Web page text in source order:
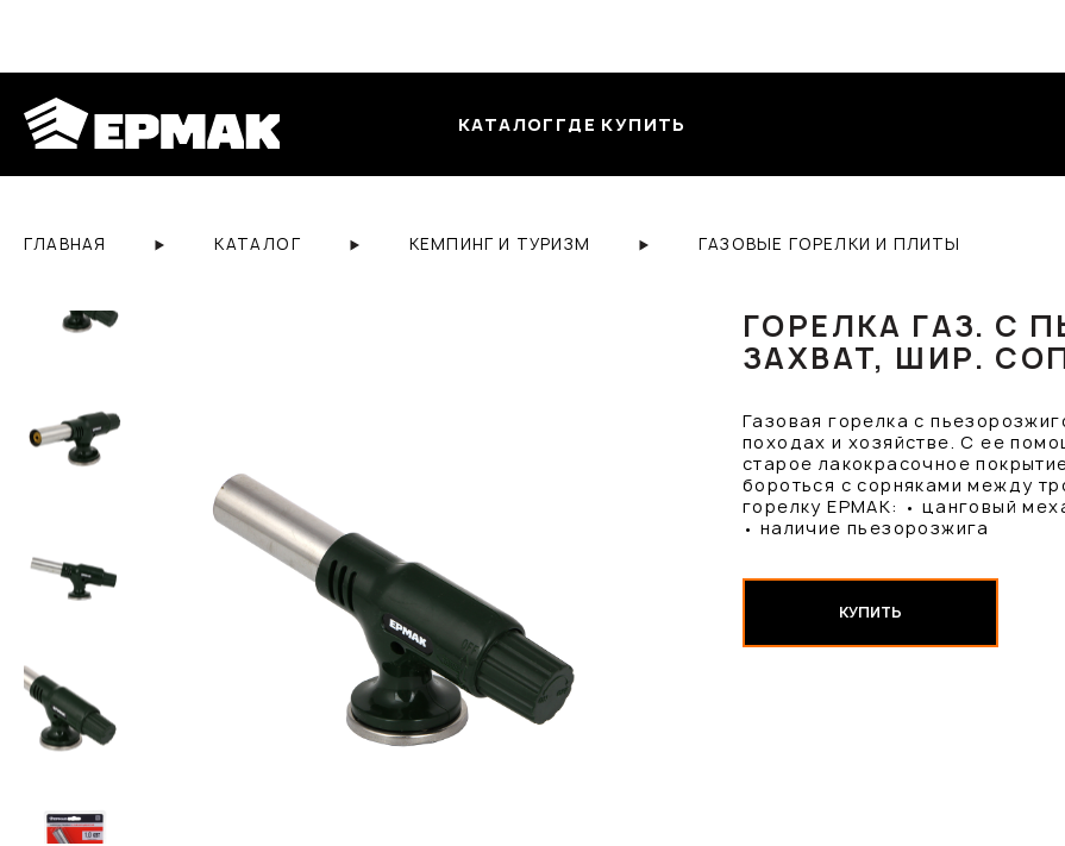
КАТАЛОГ ГДЕ КУПИТЬ
ГЛАВНАЯ КАТАЛОГ КЕМПИНГ И ТУРИЗМ ГАЗОВЫЕ ГОРЕЛКИ И ПЛИТЫ
ГОРЕЛКА ГАЗ. С
ЗАХВАТ, ШИР.
Газовая горелка с
походах и хозяйстве. С ее
старое лакокрасочное
бороться с сорняками между
горелку ЕРМАК: • цанговый
• наличие пьезорозжига
КУПИТЬ